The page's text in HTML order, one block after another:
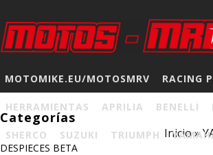
MOTOMIKE.EU/MOTOSMRV RACING
HERRAMIENTAS APRILIA BENELLI
SHERCO SUZUKI TRIUMPH
Categorías
DESPIECES BETA
Inicio»